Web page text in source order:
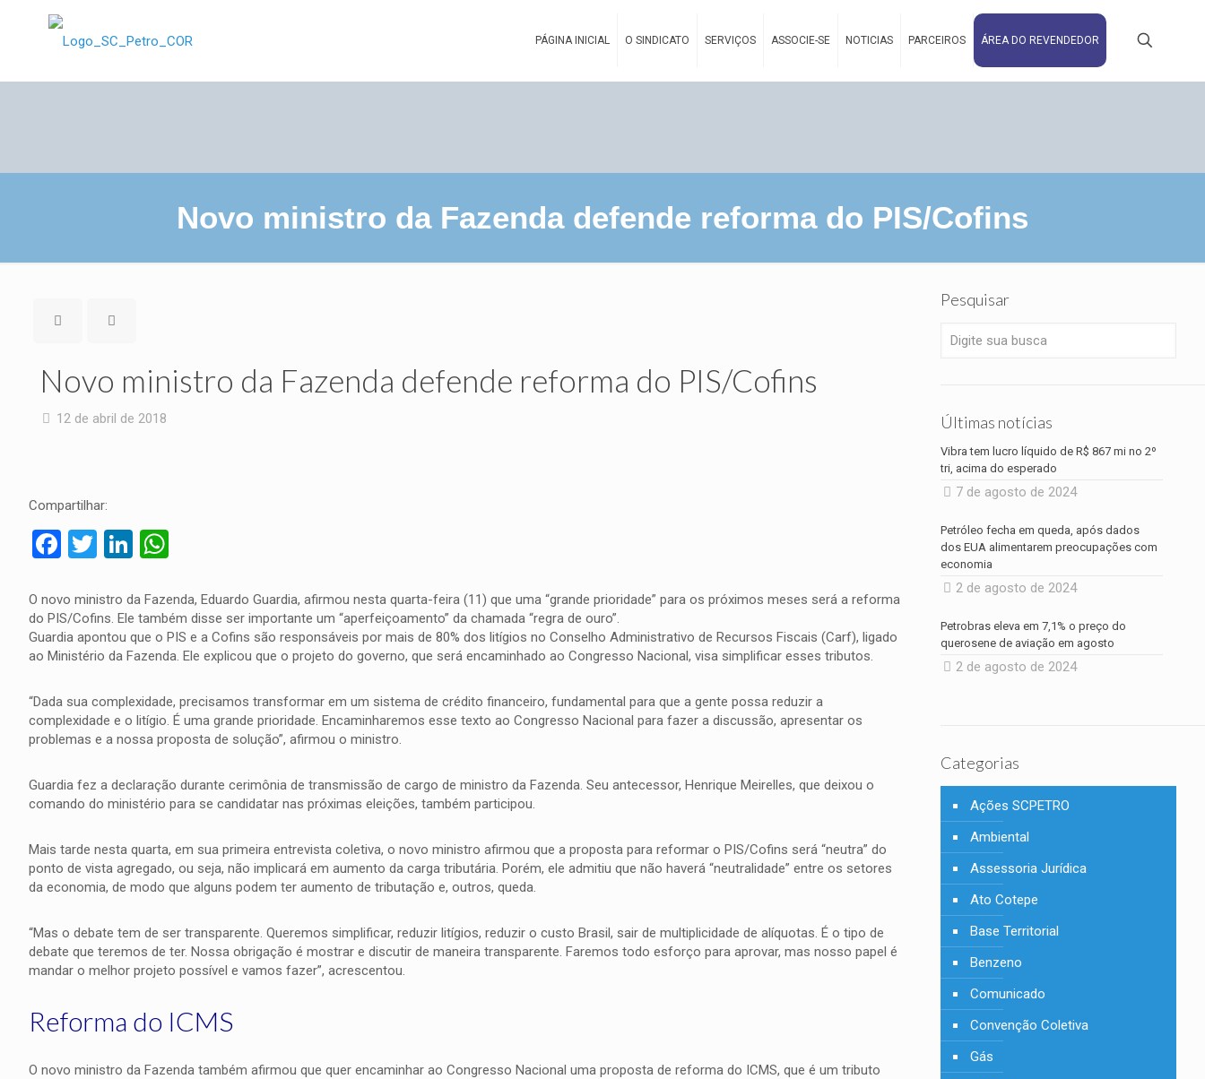
PÁGINA INICIAL O SINDICATO SERVIÇOS ASSOCIE-SE NOTICIAS PARCEIROS ÁREA DO REVENDEDOR
Novo ministro da Fazenda defende reforma do PIS/Cofins
Novo ministro da Fazenda defende reforma do PIS/Cofins
12 de abril de 2018
Compartilhar:
Facebook
TwitterLinkedIn
WhatsApp
O novo ministro da Fazenda, Eduardo Guardia, afirmou nesta quarta-feira (11) que uma “grande prioridade” para os próximos meses será a reforma
do PIS/Cofins. Ele também disse ser importante um “aperfeiçoamento” da chamada “regra de ouro”.
Guardia apontou que o PIS e a Cofins são responsáveis por mais de 80% dos litígios no Conselho Administrativo de Recursos Fiscais (Carf), ligado
ao Ministério da Fazenda. Ele explicou que o projeto do governo, que será encaminhado ao Congresso Nacional, visa simplificar esses tributos.
“Dada sua complexidade, precisamos transformar em um sistema de crédito financeiro, fundamental para que a gente possa reduzir a
complexidade e o litígio. É uma grande prioridade. Encaminharemos esse texto ao Congresso Nacional para fazer a discussão, apresentar os
problemas e a nossa proposta de solução”, afirmou o ministro.
Guardia fez a declaração durante cerimônia de transmissão de cargo de ministro da Fazenda. Seu antecessor, Henrique Meirelles, que deixou o
comando do ministério para se candidatar nas próximas eleições, também participou.
Mais tarde nesta quarta, em sua primeira entrevista coletiva, o novo ministro afirmou que a proposta para reformar o PIS/Cofins será “neutra” do
ponto de vista agregado, ou seja, não implicará em aumento da carga tributária. Porém, ele admitiu que não haverá “neutralidade” entre os setores
da economia, de modo que alguns podem ter aumento de tributação e, outros, queda.
“Mas o debate tem de ser transparente. Queremos simplificar, reduzir litígios, reduzir o custo Brasil, sair de multiplicidade de alíquotas. É o tipo de
debate que teremos de ter. Nossa obrigação é mostrar e discutir de maneira transparente. Faremos todo esforço para aprovar, mas nosso papel é
mandar o melhor projeto possível e vamos fazer”, acrescentou.
Reforma do ICMS
O novo ministro da Fazenda também afirmou que quer encaminhar ao Congresso Nacional uma proposta de reforma do ICMS, que é um tributo
Pesquisar
Últimas notícias
Vibra tem lucro líquido de R$ 867 mi no 2º
tri, acima do esperado
7 de agosto de 2024
Petróleo fecha em queda, após dados
dos EUA alimentarem preocupações com
economia
2 de agosto de 2024
Petrobras eleva em 7,1% o preço do
querosene de aviação em agosto
2 de agosto de 2024
Categorias
Ações SCPETRO
Ambiental
Assessoria Jurídica
Ato Cotepe
Base Territorial
Benzeno
Comunicado
Convenção Coletiva
Gás